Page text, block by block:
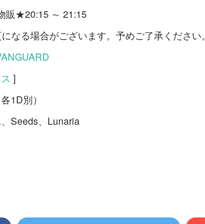
販★20:15 ～ 21:15
なる場合がございます。予めご了承ください。
]
1D別）
Seeds、Lunaria